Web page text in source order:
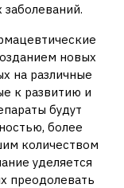
новых
на различные
к развитию и
будут
более
количеством
уделяется
преодолевать